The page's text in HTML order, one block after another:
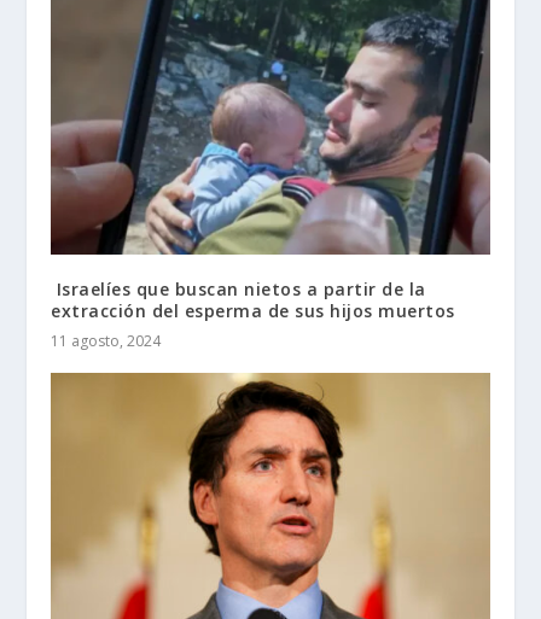
Israelíes que buscan nietos a partir de la
extracción del esperma de sus hijos muertos
11 agosto, 2024